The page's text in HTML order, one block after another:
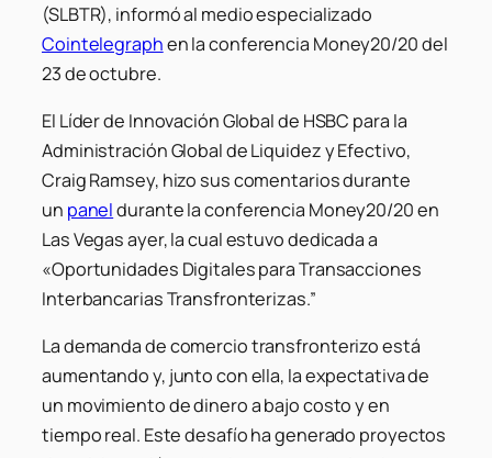
(SLBTR), informó al medio especializado
Cointelegraphen la conferencia Money20/20 del
23 de octubre.
El Líder de Innovación Global de HSBC para la
Administración Global de Liquidez y Efectivo,
Craig Ramsey, hizo sus comentarios durante
un paneldurante la conferencia Money20/20 en
Las Vegas ayer, la cual estuvo dedicada a
«Oportunidades Digitales para Transacciones
Interbancarias Transfronterizas.”
La demanda de comercio transfronterizo está
aumentando y, junto con ella, la expectativa de
un movimiento de dinero a bajo costo y en
tiempo real. Este desafío ha generado proyectos